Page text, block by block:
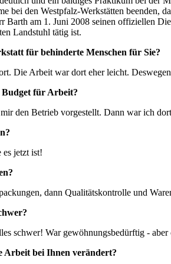
bei den Westpfalz-Werkstätten beenden,
Barth am 1. Juni 2008 seinen offiziellen
Landstuhl tätig ist.
für behinderte Menschen für Sie?
Die Arbeit war dort eher leicht.
Budget für Arbeit?
den Betrieb vorgestellt. Dann war ich
es jetzt ist!
dann Qualitätskontrolle und
schwer! War gewöhnungsbedürftig -
Arbeit bei Ihnen verändert?